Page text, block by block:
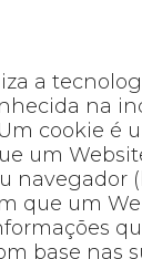
a
na
cookie é
um
navegador
que um
base nas